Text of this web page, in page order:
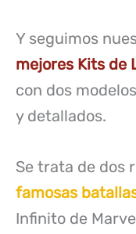
Y seguimos
mejores Kits de
con dos
y detallados.
Se trata de dos
famosas
Infinito de